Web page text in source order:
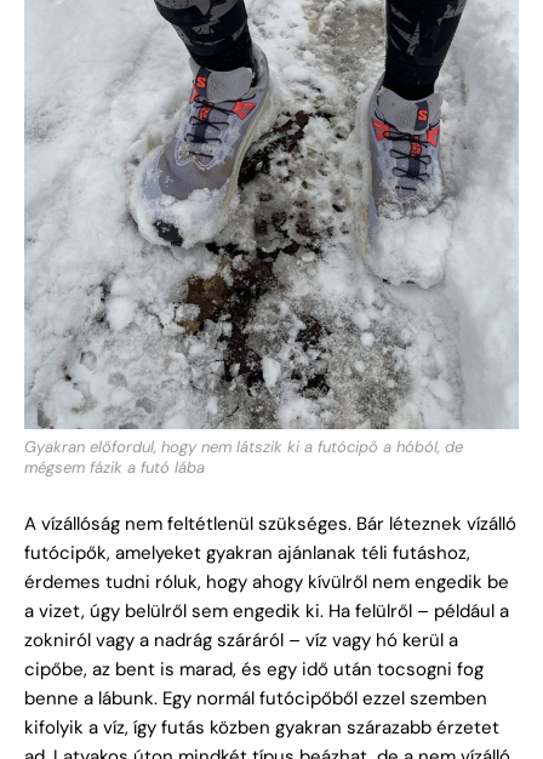
Gyakran előfordul, hogy nem látszik ki a futócipő a hóból, de
mégsem fázik a futó lába
A vízállóság nem feltétlenül szükséges. Bár léteznek vízálló
futócipők, amelyeket gyakran ajánlanak téli futáshoz,
érdemes tudni róluk, hogy ahogy kívülről nem engedik be
a vizet, úgy belülről sem engedik ki. Ha felülről – például a
zokniról vagy a nadrág száráról – víz vagy hó kerül a
cipőbe, az bent is marad, és egy idő után tocsogni fog
benne a lábunk. Egy normál futócipőből ezzel szemben
kifolyik a víz, így futás közben gyakran szárazabb érzetet